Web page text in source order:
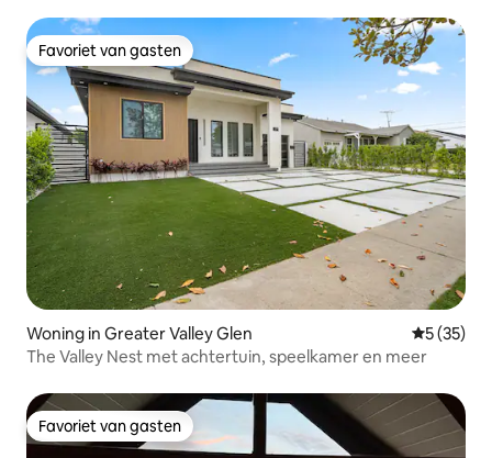
Favoriet van gasten
Favoriet van gasten
Woning in Greater Valley Glen
5 (35)
The Valley Nest met achtertuin, speelkamer en meer
Favoriet van gasten
Favoriet van gasten